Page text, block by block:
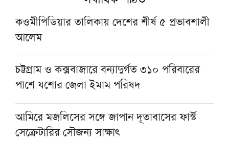
কুরআন খতম ও বিশেষ দোয়া মাহফিল
চব্বিশের জুলাই অভ্যুত্থান ও মাদরাসাপড়ুয়াদের
অবিস্মরণীয় ভূমিকা
হজযাত্রীদের জন্য নতুন ছাতার নকশা আহ্বান সৌদি
হজ ও ওমরাহ মন্ত্রণালয়ের
কওমীপিডিয়ার তালিকায় দেশের শীর্ষ ৫ প্রভাবশালী
আলেম
চট্টগ্রাম ও কক্সবাজারে বন্যাদুর্গত ৩১০ পরিবারের
পাশে যশোর জেলা ইমাম পরিষদ
আমিরে মজলিসের সঙ্গে জাপান দূতাবাসের ফার্স্ট
সেক্রেটারির সৌজন্য সাক্ষাৎ